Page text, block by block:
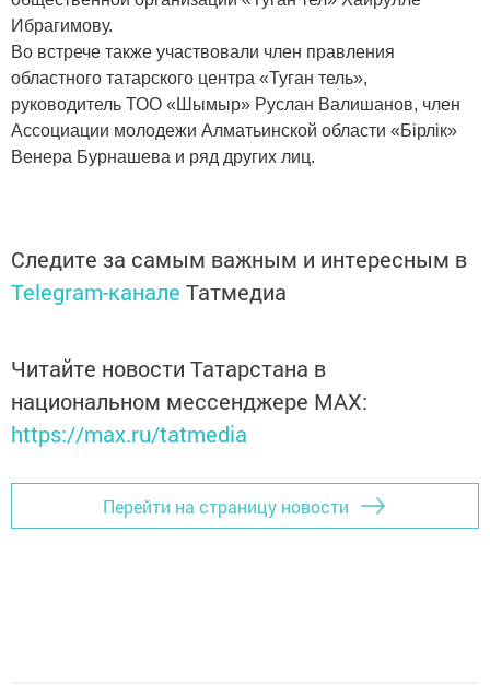
Ибрагимову.
Во встрече также участвовали член правления
областного татарского центра «Туган тель»,
руководитель ТОО «Шымыр» Руслан Валишанов, член
Ассоциации молодежи Алматьинской области «Бiрлiк»
Венера Бурнашева и ряд других лиц.
Следите за самым важным и интересным в
Telegram-канале Татмедиа
Читайте новости Татарстана в
национальном мессенджере MАХ:
https://max.ru/tatmedia
Перейти на страницу новости